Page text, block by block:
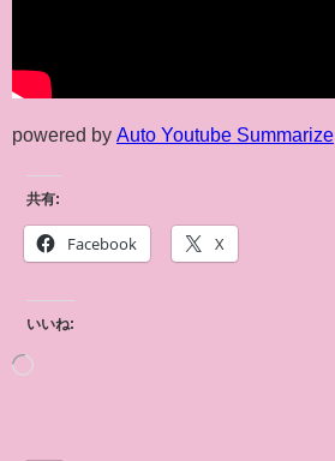
powered by Auto Youtube Summarize
共有:
Facebook X
いいね: